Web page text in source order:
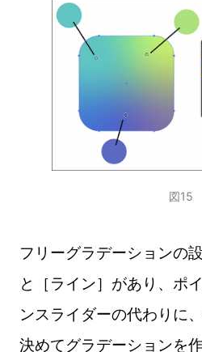
図15
フリーグラデーションの
と［ライン］があり、ポ
ンスライダーの代わりに
決めてグラデーションを作